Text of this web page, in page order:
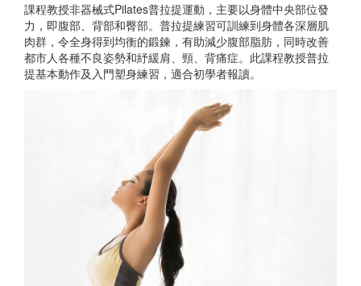
課程教授非器械式Pilates普拉提運動，主要以身體中央部位發
力，即腹部、背部和臀部。普拉提練習可訓練到身體各深層肌
肉群，令全身得到均衡的鍛鍊，有助減少腹部脂肪，同時改善
都市人各種不良姿勢和紓緩肩、頸、背痛症。此課程教授普拉
提基本動作及入門塑身練習，適合初學者報讀。